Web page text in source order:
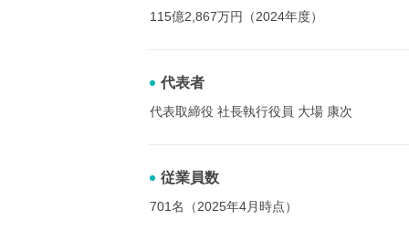
115億2,867万円（2024年度）
代表者
代表取締役 社長執行役員 大場 康次
従業員数
701名（2025年4月時点）